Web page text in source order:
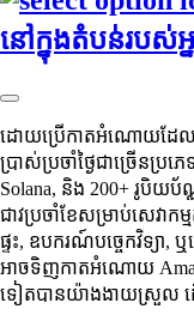
នៅក្នុងតំបន់របស់អ្
ដោយប្រើកាតអំណោយដែ
ប្រាស់ប្រចាំថ្ងៃជាច្រើនប្រ
Solana, និង 200+ រូបិយ
ជាវប្រចាំខែសម្រាប់សេវាក
ផ្ទះ, ឧបករណ៍បច្ចេកវិទ្យ
អាចទិញកាតអំណោយ
ទៀតបានយ៉ាងងាយស្រួល ដើ